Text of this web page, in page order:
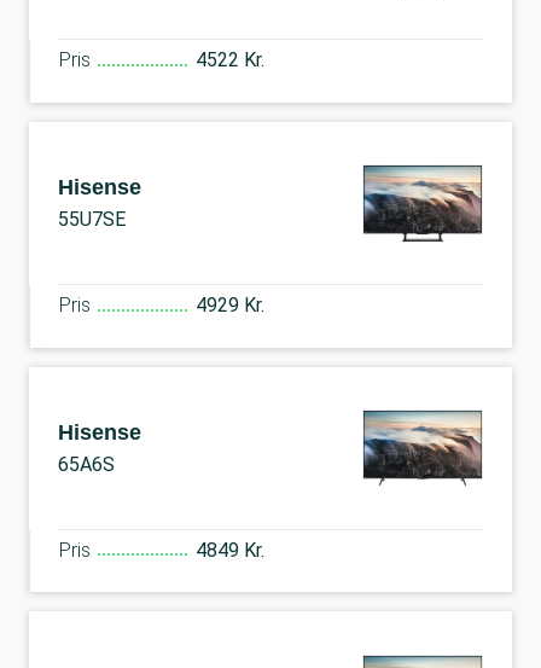
Pris 4522 Kr.
Hisense
55U7SE
Pris 4929 Kr.
Hisense
65A6S
Pris 4849 Kr.